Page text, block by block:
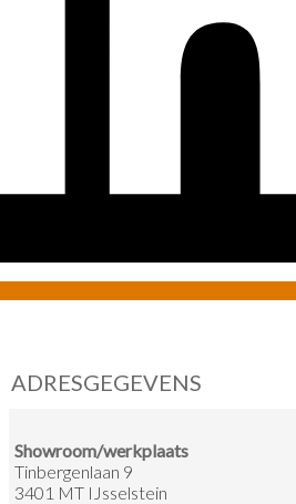
ADRESGEGEVENS
Showroom/werkplaats
Tinbergenlaan 9
3401 MT IJsselstein